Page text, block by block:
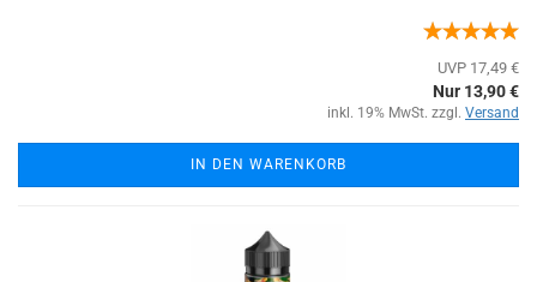
UVP 17,49 €
Nur 13,90 €
inkl. 19% MwSt. zzgl. Versand
IN DEN WARENKORB